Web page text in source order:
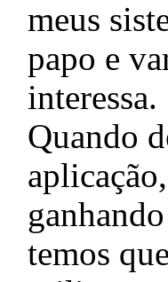
meus
papo e
interessa.
Quando
temos